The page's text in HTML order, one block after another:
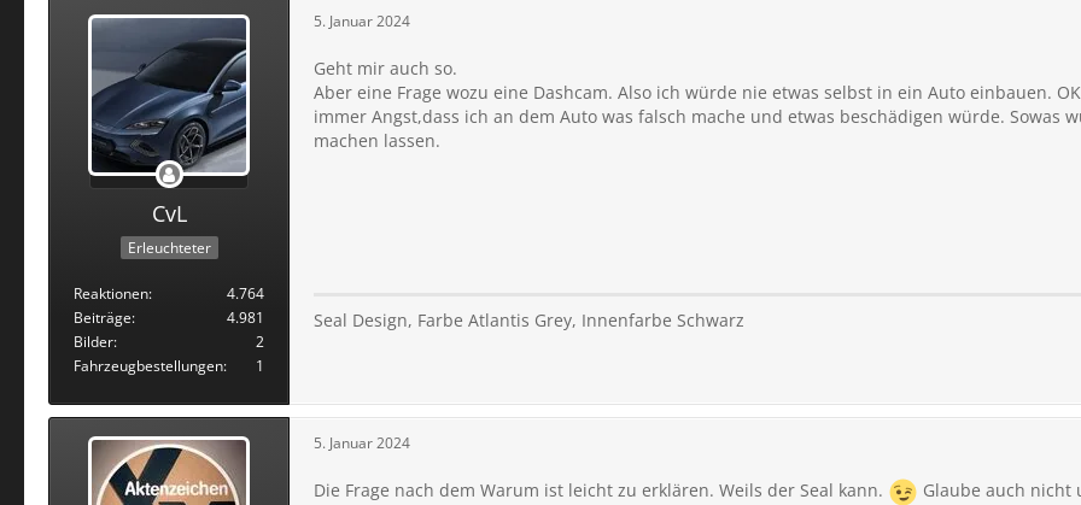
CvL
Erleuchteter
Reaktionen
4.764
Beiträge
4.981
Bilder
2
Fahrzeugbestellungen
1
5. Januar 2024
Geht mir auch so.
Aber eine Frage wozu eine Dashcam. Also ich würde nie etwas selbst in ein Auto einbauen.
immer Angst,dass ich an dem Auto was falsch mache und etwas beschädigen würde. Sowas
machen lassen.
Seal Design, Farbe Atlantis Grey, Innenfarbe Schwarz
5. Januar 2024
Die Frage nach dem Warum ist leicht zu erklären. Weils der Seal kann.
Glaube auch nicht